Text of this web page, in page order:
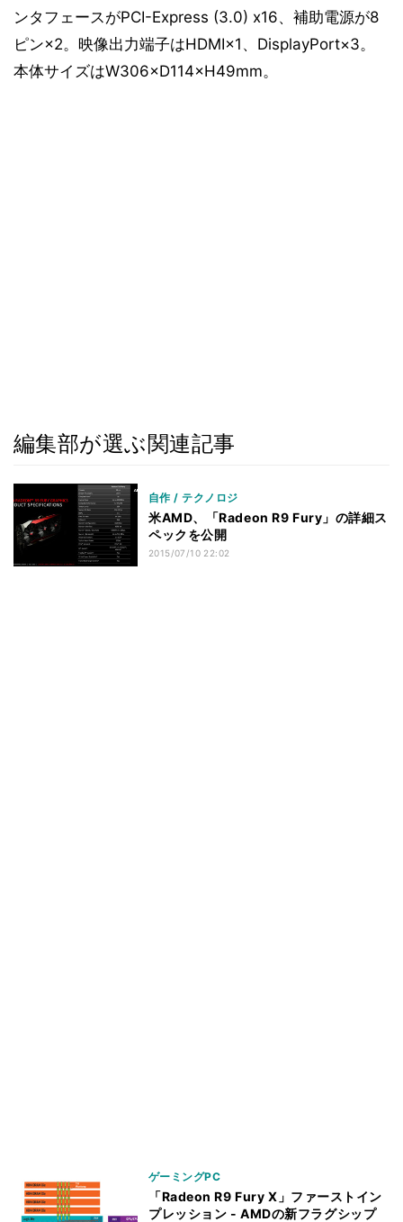
ンタフェースがPCI-Express (3.0) x16、補助電源が8
ピン×2。映像出力端子はHDMI×1、DisplayPort×3。
本体サイズはW306×D114×H49mm。
編集部が選ぶ関連記事
自作 / テクノロジ
米AMD、「Radeon R9 Fury」の詳細ス
ペックを公開
2015/07/10 22:02
ゲーミングPC
「Radeon R9 Fury X」ファーストイン
プレッション - AMDの新フラグシップ